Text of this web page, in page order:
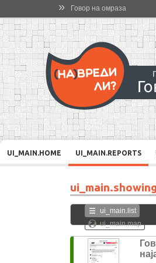
» Говор на омраза
UI_MAIN.HOME UI_MAIN.REPORTS
ui_main.list
ui_main.map